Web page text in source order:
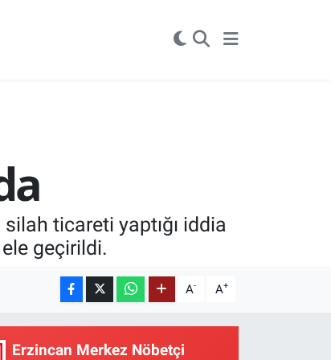
ticareti yaptığı iddia
geçirildi.
A- A+
Erzincan Merkez Nöbetçi